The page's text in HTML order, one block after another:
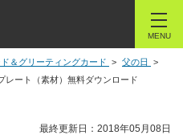
MENU
＆グリーティングカード
父の日
レート（素材）無料ダウンロード
最終更新日：2018年05月08日